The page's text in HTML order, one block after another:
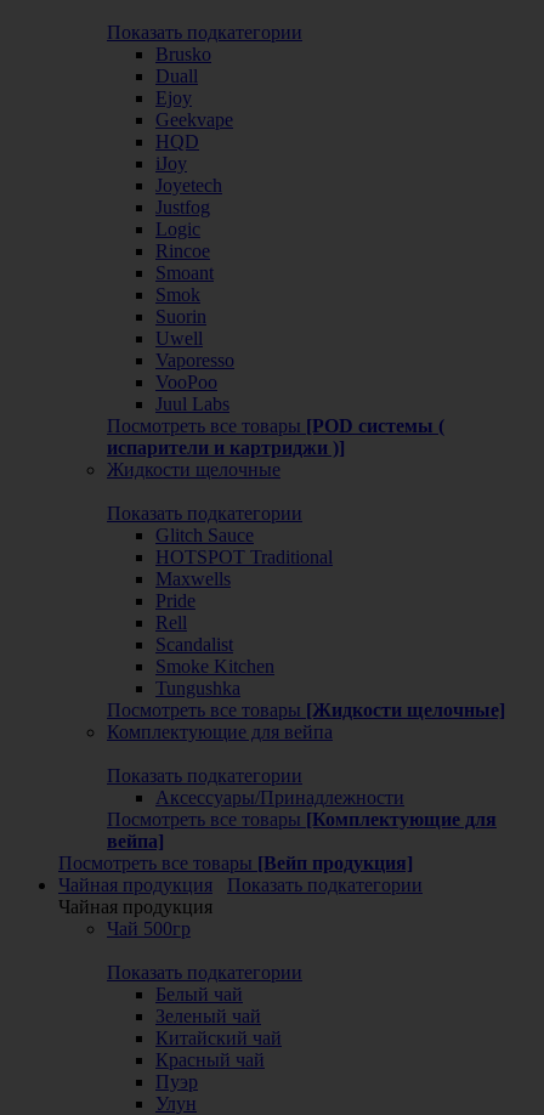
Показать подкатегории
Brusko
Duall
Ejoy
Geekvape
HQD
iJoy
Joyetech
Justfog
Logic
Rincoe
Smoant
Smok
Suorin
Uwell
Vaporesso
VooPoo
Juul Labs
Посмотреть все товары [POD системы (
испарители и картриджи )]
Жидкости щелочные
Показать подкатегории
Glitch Sauce
HOTSPOT Traditional
Maxwells
Pride
Rell
Scandalist
Smoke Kitchen
Tungushka
Посмотреть все товары [Жидкости щелочные]
Комплектующие для вейпа
Показать подкатегории
Аксессуары/Принадлежности
Посмотреть все товары [Комплектующие для
вейпа]
Посмотреть все товары [Вейп продукция]
Чайная продукция
Показать подкатегории
Чайная продукция
Чай 500гр
Показать подкатегории
Белый чай
Зеленый чай
Китайский чай
Красный чай
Пуэр
Улун